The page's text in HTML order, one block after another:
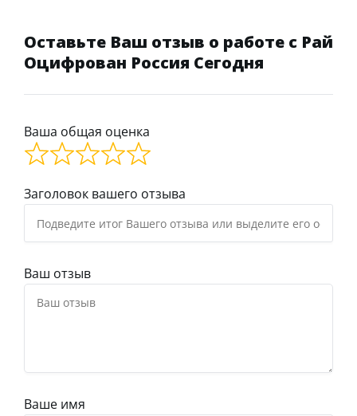
Оставьте Ваш отзыв о работе с Рай
Оцифрован Россия Сегодня
Ваша общая оценка
Заголовок вашего отзыва
Ваш отзыв
Ваше имя